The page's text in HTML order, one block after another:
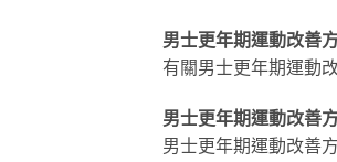
男士更年期運動改善
有關男士更年期運動
男士更年期運動改善
男士更年期運動改善